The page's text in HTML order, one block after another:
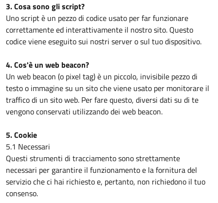
3. Cosa sono gli script?
Uno script è un pezzo di codice usato per far funzionare
correttamente ed interattivamente il nostro sito. Questo
codice viene eseguito sui nostri server o sul tuo dispositivo.
4. Cos'è un web beacon?
Un web beacon (o pixel tag) è un piccolo, invisibile pezzo di
testo o immagine su un sito che viene usato per monitorare il
traffico di un sito web. Per fare questo, diversi dati su di te
vengono conservati utilizzando dei web beacon.
5. Cookie
5.1 Necessari
Questi strumenti di tracciamento sono strettamente
necessari per garantire il funzionamento e la fornitura del
servizio che ci hai richiesto e, pertanto, non richiedono il tuo
consenso.